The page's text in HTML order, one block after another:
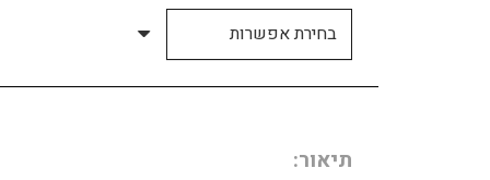
תיאור